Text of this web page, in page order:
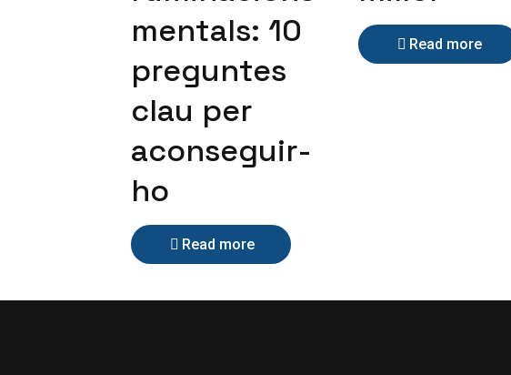
mentals: 10
preguntes
clau per
aconseguir-
ho
Read more
Read more